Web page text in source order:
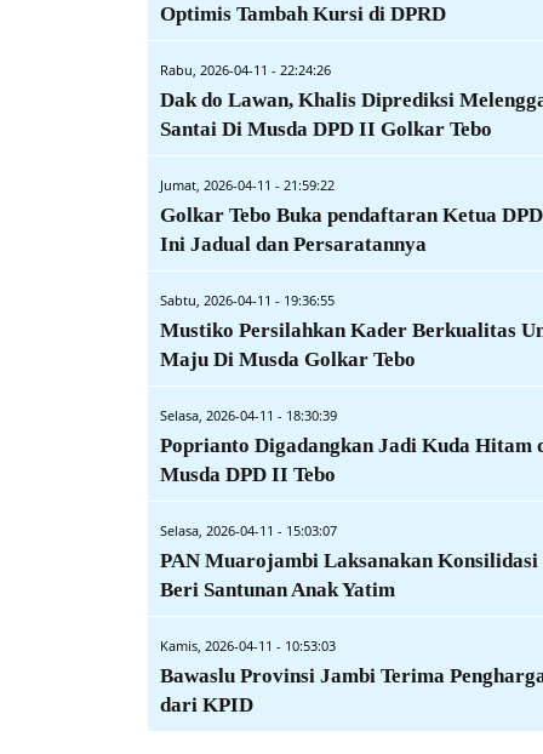
Optimis Tambah Kursi di DPRD
Rabu, 2026-04-11 - 22:24:26
Dak do Lawan, Khalis Diprediksi
Santai Di Musda DPD II Golkar Tebo
Jumat, 2026-04-11 - 21:59:22
Golkar Tebo Buka pendaftaran Ketua
Ini Jadual dan Persaratannya
Sabtu, 2026-04-11 - 19:36:55
Mustiko Persilahkan Kader Berkualitas
Maju Di Musda Golkar Tebo
Selasa, 2026-04-11 - 18:30:39
Poprianto Digadangkan Jadi Kuda Hitam
Musda DPD II Tebo
Selasa, 2026-04-11 - 15:03:07
PAN Muarojambi Laksanakan Konsilidasi
Beri Santunan Anak Yatim
Kamis, 2026-04-11 - 10:53:03
Bawaslu Provinsi Jambi Terima
dari KPID